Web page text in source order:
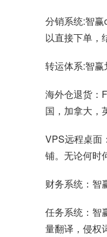
分销系统:智
以直接下单，
转运体系:智
海外仓退货：
国，加拿大，
VPS远程桌面
铺。无论何时
财务系统：智
任务系统：智
量翻译，侵权